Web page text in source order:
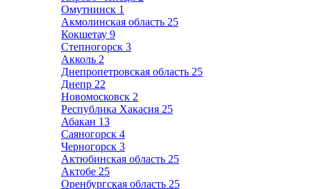
Омутнинск 1
Акмолинская область 25
Кокшетау 9
Степногорск 3
Акколь 2
Днепропетровская область 25
Днепр 22
Новомосковск 2
Республика Хакасия 25
Абакан 13
Саяногорск 4
Черногорск 3
Актюбинская область 25
Актобе 25
Оренбургская область 25